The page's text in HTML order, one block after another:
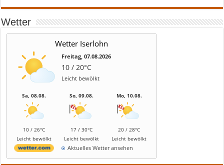
Wetter
Wetter Iserlohn
Freitag, 07.08.2026
10 / 20°C
Leicht bewölkt
Sa, 08.08.
10 / 26°C
Leicht bewölkt
So, 09.08.
17 / 30°C
Leicht bewölkt
Mo, 10.08.
20 / 28°C
Leicht bewölkt
Aktuelles Wetter ansehen